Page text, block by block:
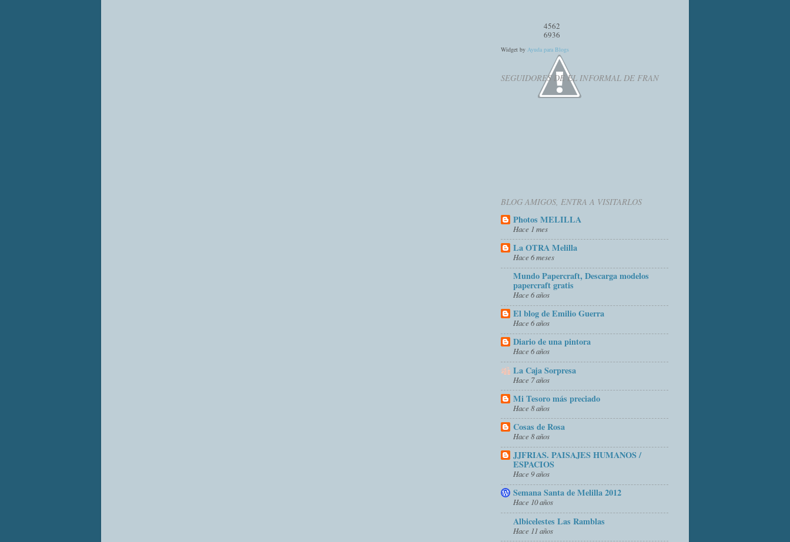
4562
6936
Widget by Ayuda para Blogs
SEGUIDORES DE EL INFORMAL DE FRAN
BLOG AMIGOS, ENTRA A VISITARLOS
Photos MELILLA
Hace 1 mes
La OTRA Melilla
Hace 6 meses
Mundo Papercraft, Descarga modelos
papercraft gratis
Hace 6 años
El blog de Emilio Guerra
Hace 6 años
Diario de una pintora
Hace 6 años
La Caja Sorpresa
Hace 7 años
Mi Tesoro más preciado
Hace 8 años
Cosas de Rosa
Hace 8 años
JJFRIAS. PAISAJES HUMANOS /
ESPACIOS
Hace 9 años
Semana Santa de Melilla 2012
Hace 10 años
Albicelestes Las Ramblas
Hace 11 años